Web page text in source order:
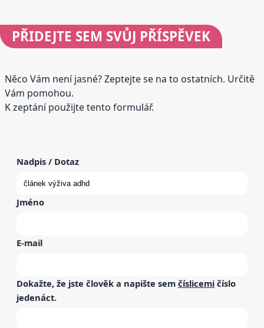
PŘIDEJTE SEM SVŮJ PŘÍSPĚVEK
Něco Vám není jasné? Zeptejte se na to ostatních. Určitě
Vám pomohou.
K zeptání použijte tento formulář.
Nadpis / Dotaz
Jméno
E-mail
Dokažte, že jste člověk a napište sem číslicemi číslo
jedenáct.